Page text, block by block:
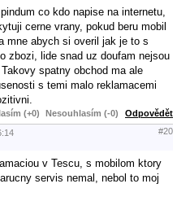
co kdo napise na internetu,
cerne vrany, pokud beru mobil
mne abych si overil jak je to s
zbozi, lide snad uz doufam nejsou
spatny obchod ma ale
s temi malo reklamacemi
(+0) Nesouhlasím (-0) Odpovědět
#20
v Tescu, s mobilom ktory
servis nemal, nebol to moj